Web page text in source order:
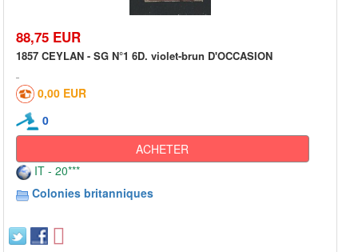
88,75 EUR
1857 CEYLAN - SG N°1 6D. violet-brun D'OCCASION
0,00 EUR
0
ACHETER
IT - 20***
Colonies britanniques